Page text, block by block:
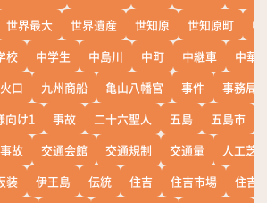
世界最大 世界遺産 世知原 世知原町
中
校 中学生 中島川 中町 中継車
中華
口 九州商船 亀山八幡宮 事件
事務局
向け1
事故 二十六聖人 五島 五島市
故 交通会館 交通規制 交通量
人工芝
装 伊王島 伝統 住吉 住吉市場
住吉